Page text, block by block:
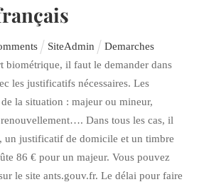
SiteAdmin
Demarches
biométrique, il faut le demander dans
les justificatifs nécessaires. Les
la situation : majeur ou mineur,
Dans tous les cas, il
un justificatif de domicile et un timbre
86 € pour un majeur. Vous pouvez
le site ants.gouv.fr. Le délai pour faire